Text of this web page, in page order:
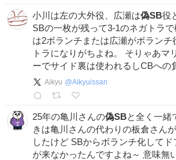
小川は左の大外役、広瀬は偽SB役
SBの一枚が残って3-1のネガトラ
は2ボランチまたは広瀬がボランチ
トラになりがちよね。 そりゃあマ
ーでサイド裏は使われるしCBへの
Aikyu @Aikyuissan
25年の亀川さんの偽SBと全く一緒
きは亀川さんの代わりの板倉さん
したけど SBからボランチ化して
が来なかったんですよね～ 意味無